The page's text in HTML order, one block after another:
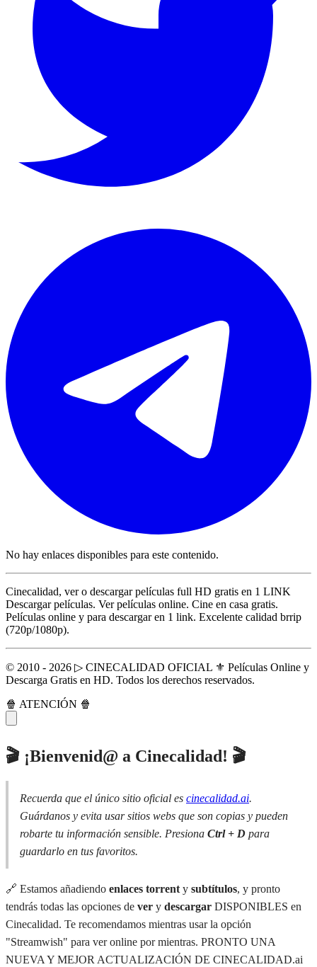
No hay enlaces disponibles para este contenido.
Cinecalidad, ver o descargar películas full HD gratis en 1 LINK
Descargar películas. Ver películas online. Cine en casa gratis.
Películas online y para descargar en 1 link. Excelente calidad brrip
(720p/1080p).
© 2010 - 2026 ▷ CINECALIDAD OFICIAL ⚜️ Películas Online y
Descarga Gratis en HD. Todos los derechos reservados.
🍿 ATENCIÓN 🍿
🎬 ¡Bienvenid@ a Cinecalidad! 🎬
Recuerda que el único sitio oficial es cinecalidad.ai.
Guárdanos y evita usar sitios webs que son copias y pueden
robarte tu información sensible. Presiona Ctrl + D para
guardarlo en tus favoritos.
🔗 Estamos añadiendo enlaces torrent y subtítulos, y pronto
tendrás todas las opciones de ver y descargar DISPONIBLES en
Cinecalidad. Te recomendamos mientras usar la opción
"Streamwish" para ver online por mientras. PRONTO UNA
NUEVA Y MEJOR ACTUALIZACIÓN DE CINECALIDAD.ai